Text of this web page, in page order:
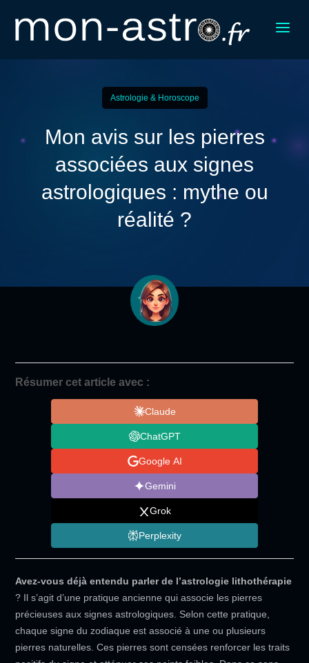
a
Astrologie & Horoscope
Mon avis sur les pierres
associées aux signes
astrologiques : mythe ou
réalité ?
Résumer cet article avec :
Claude
ChatGPT
Google AI
Gemini
Grok
Perplexity
Avez-vous déjà entendu parler de l’astrologie lithothérapie
? Il s’agit d’une pratique ancienne qui associe les pierres
précieuses aux signes astrologiques. Selon cette pratique,
chaque signe du zodiaque est associé à une ou plusieurs
pierres naturelles. Ces pierres sont censées renforcer les traits